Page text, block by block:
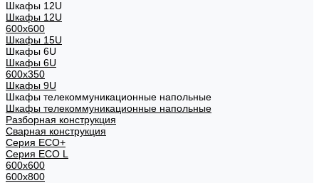
Шкафы 12U
Шкафы 12U
600x600
Шкафы 15U
Шкафы 6U
Шкафы 6U
600x350
Шкафы 9U
Шкафы телекоммуникационные напольные
Шкафы телекоммуникационные напольные
Разборная конструкция
Сварная конструкция
Серия ECO+
Серия ECO L
600x600
600x800